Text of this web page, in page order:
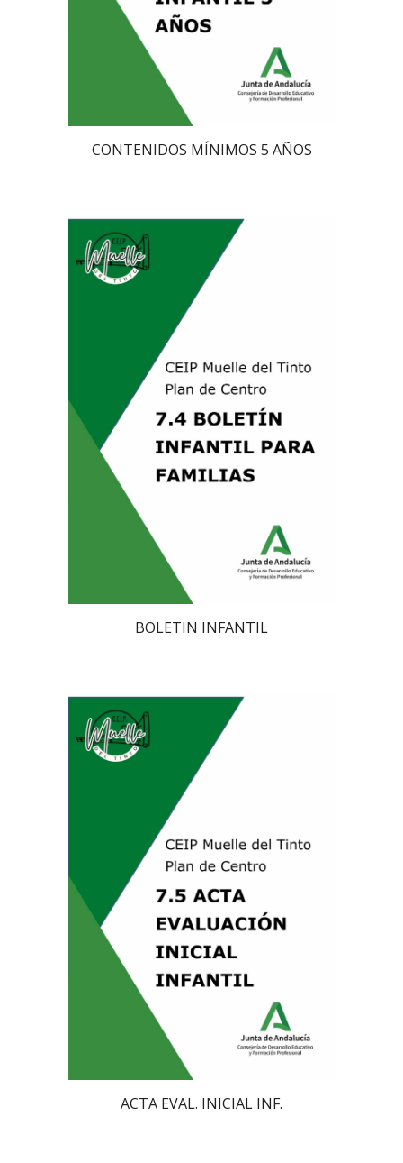
CONTENIDOS MÍNIMOS 5 AÑOS
BOLETIN INFANTIL
ACTA EVAL. INICIAL INF.